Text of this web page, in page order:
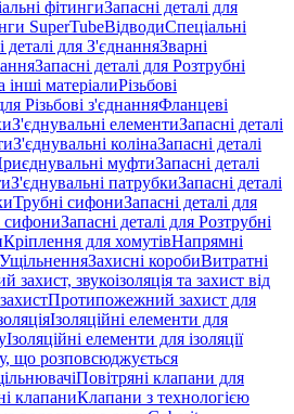
фітингиЗапасні деталі для
SuperTubeВідводиСпеціальні
деталі для З'єднанняЗварні
Запасні деталі для Розтрубні
матеріалиРізьбові
Різьбові з'єднанняФланцеві
З'єднувальні елементиЗапасні деталі
З'єднувальні колінаЗапасні деталі
муфтиЗапасні деталі
З'єднувальні патрубкиЗапасні деталі
Трубні сифониЗапасні деталі для
сифониЗапасні деталі для Розтрубні
Кріплення для хомутівНапрямні
УщільненняЗахисні коробиВитратні
звукоізоляція та захист від
Протипожежний захист для
Ізоляційні елементи для
Ізоляційні елементи для ізоляції
що розповсюджується
Повітряні клапани для
клапаниКлапани з технологією